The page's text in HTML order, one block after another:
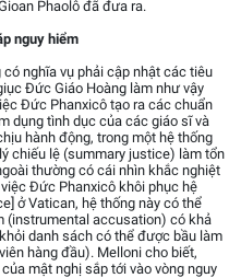
Phaolô đã đưa ra.
nguy hiểm
nghĩa vụ phải cập nhật các tiêu
Đức Giáo Hoàng làm như vậy
Đức Phanxicô tạo ra các chuẩn
dụng tình dục của các giáo sĩ và
hành động, trong một hệ thống
chiếu lệ (summary justice) làm tổn
thường có cái nhìn khắc nghiệt
Đức Phanxicô khôi phục hệ
ở Vatican, hệ thống này có thể
(instrumental accusation) có khả
danh sách có thể được bầu làm
hàng đầu). Melloni cho biết,
mật nghị sắp tới vào vòng nguy